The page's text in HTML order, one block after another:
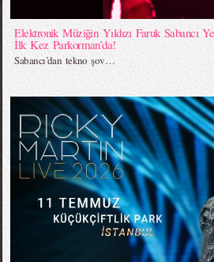
Elektronik Müziğin Yıldızı Faruk Sabancı
İlk Kez Parkorman’da!
Sabancı’dan tekno şov…